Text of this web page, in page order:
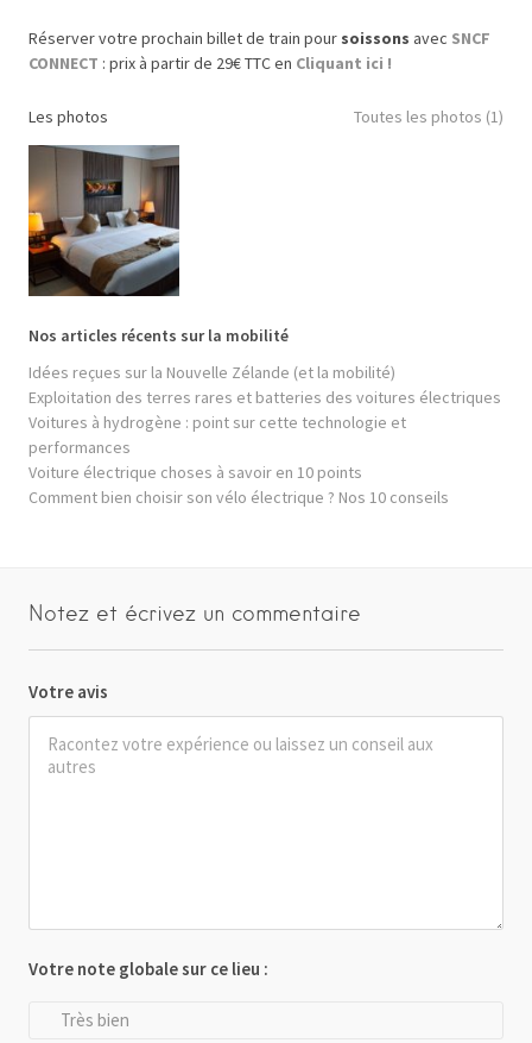
Réserver votre prochain billet de train pour soissons avec SNCF
CONNECT : prix à partir de 29€ TTC en Cliquant ici !
Les photos Toutes les photos (1)
Nos articles récents sur la mobilité
Idées reçues sur la Nouvelle Zélande (et la mobilité)
Exploitation des terres rares et batteries des voitures électriques
Voitures à hydrogène : point sur cette technologie et
performances
Voiture électrique choses à savoir en 10 points
Comment bien choisir son vélo électrique ? Nos 10 conseils
Notez et écrivez un commentaire
Votre avis
Votre note globale sur ce lieu :
Très bien